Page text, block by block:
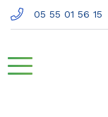
Gestion des traceurs
05 55 01 56 15
Aller